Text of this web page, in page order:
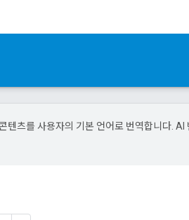
텐츠를 사용자의 기본 언어로 번역합니다. AI